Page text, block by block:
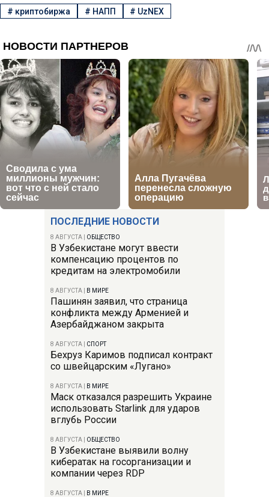
ПОСЛЕДНИЕ НОВОСТИ
8 АВГУСТА ОБЩЕСТВО
В Узбекистане могут ввести
компенсацию процентов по
кредитам на электромобили
8 АВГУСТА В МИРЕ
Пашинян заявил, что страница
конфликта между Арменией и
Азербайджаном закрыта
8 АВГУСТА СПОРТ
Бехруз Каримов подписал контракт
со швейцарским «Лугано»
8 АВГУСТА В МИРЕ
Маск отказался разрешить Украине
использовать Starlink для ударов
вглубь России
8 АВГУСТА ОБЩЕСТВО
В Узбекистане выявили волну
кибератак на госорганизации и
компании через RDP
8 АВГУСТА В МИРЕ
# криптобиржа # НАПП # UzNEX